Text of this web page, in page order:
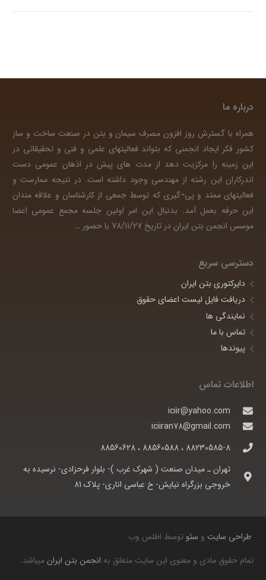
درباره ما
همراه با گسترش روز افزون مصرف سیمان و بتن در صنعت ساخت و ساز
کشور فکر ایجاد انجمنی که بتواند فعالیتهای علمی و فنی و تحقیقاتی در
این زمینه را مرکزیت دهد از مدت های پیش در اذهان عمومی دست
اندرکاران این رشته از مهندسی وجود داشته است. در نتیجه ممارست و
فعالیتهای ممتد و پی¬گیری که توسط جمعی از کارشناسان و علاقه مندان
این حرفه بعمل آمد. بدنبال این امر اولین جلسه مجمع عمومی اعضا
موسس انجمن بتن ایران در تاریخ 78/11/27 با حضور
…
دسترسی سریع
دایرکتوری بتن ایران
دریافت فایل لیست اعضای حقوق
نمایندگی ها
تماس با ما
پیوندها
اطلاعات تماس
iciir@yahoo.com
iciiran78@gmail.com
88230585-8 ، 88560588 ، 88560628
تهران ـ ميدان صنعت ( شهرک غرب )- بلوار فرحزادی- نرسيده به
خروجی بزرگراه نيايش- خ عباسی اناری- پلاک 81
طراحی سایت و سئوتوسط اطلس وب
تمام حقوق مادی و معنوی این سایت متعلق به انجمن بتن ایرانمیباشد.